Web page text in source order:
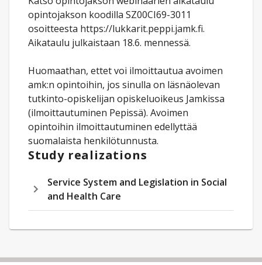
opintojakson koodilla SZ00CI69-3011
osoitteesta https://lukkarit.peppi.jamk.fi.
Aikataulu julkaistaan 18.6. mennessä.
Huomaathan, ettet voi ilmoittautua avoimen
amk:n opintoihin, jos sinulla on läsnäolevan
tutkinto-opiskelijan opiskeluoikeus Jamkissa
(ilmoittautuminen Pepissä). Avoimen
opintoihin ilmoittautuminen edellyttää
suomalaista henkilötunnusta.
Study realizations
Service System and Legislation in Social
and Health Care